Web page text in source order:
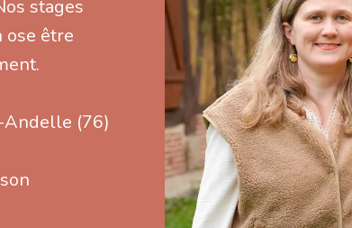
stages
ose être
Andelle (76)